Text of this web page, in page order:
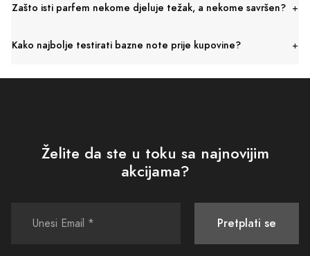
Zašto isti parfem nekome djeluje težak, a nekome savršen?
Kako najbolje testirati bazne note prije kupovine?
Želite da ste u toku sa najnovijim
akcijama?
Pretplati se